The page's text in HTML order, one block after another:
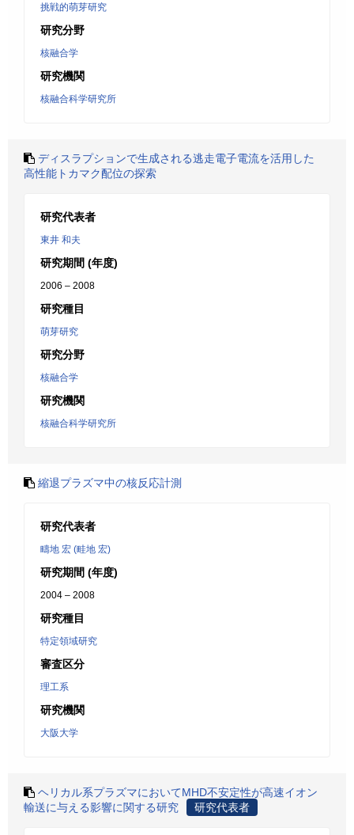
挑戦的萌芽研究
研究分野
核融合学
研究機関
核融合科学研究所
ディスラプションで生成される逃走電子電流を活用した
高性能トカマク配位の探索
研究代表者
東井 和夫
研究期間 (年度)
2006 – 2008
研究種目
萌芽研究
研究分野
核融合学
研究機関
核融合科学研究所
縮退プラズマ中の核反応計測
研究代表者
疇地 宏 (畦地 宏)
研究期間 (年度)
2004 – 2008
研究種目
特定領域研究
審査区分
理工系
研究機関
大阪大学
ヘリカル系プラズマにおいてMHD不安定性が高速イオン
輸送に与える影響に関する研究
研究代表者